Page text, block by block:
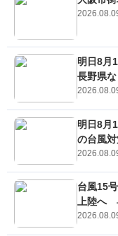
明日8月
長野県
明日8月
の台風
台風15
上陸へ